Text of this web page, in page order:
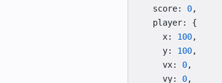
  score:
0,
  player: {
    x:
100,
    y:
100,
    vx:
0,
    vy:
0,